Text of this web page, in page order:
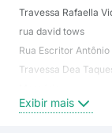
Travessa Rafaella
rua david tows
Rua Escritor
Travessa Dea
Rua Sant'Ana do
Exibir mais